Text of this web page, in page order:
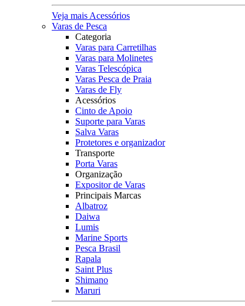
Veja mais Acessórios
Varas de Pesca
Categoria
Varas para Carretilhas
Varas para Molinetes
Varas Telescópica
Varas Pesca de Praia
Varas de Fly
Acessórios
Cinto de Apoio
Suporte para Varas
Salva Varas
Protetores e organizador
Transporte
Porta Varas
Organização
Expositor de Varas
Principais Marcas
Albatroz
Daiwa
Lumis
Marine Sports
Pesca Brasil
Rapala
Saint Plus
Shimano
Maruri